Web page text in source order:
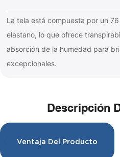
La tela está compuesta por un
elastano, lo que ofrece
absorción de la humedad para
excepcionales.
Descripción
Ventaja Del Producto